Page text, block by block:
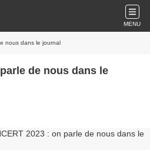
MENU
nous dans le journal
de nous dans le